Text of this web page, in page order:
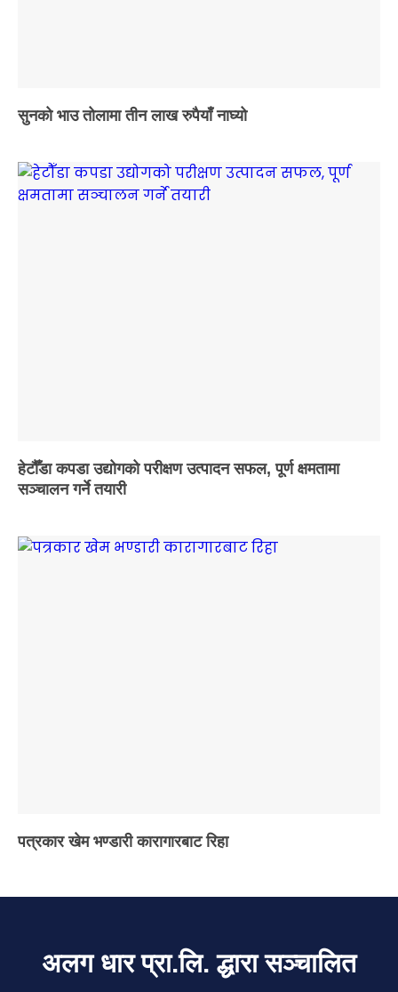
सुनको भाउ तोलामा तीन लाख रुपैयाँ नाघ्यो
हेटौँडा कपडा उद्योगको परीक्षण उत्पादन सफल, पूर्ण क्षमतामा
सञ्चालन गर्ने तयारी
पत्रकार खेम भण्डारी कारागारबाट रिहा
अलग धार प्रा.लि. द्धारा सञ्चालित